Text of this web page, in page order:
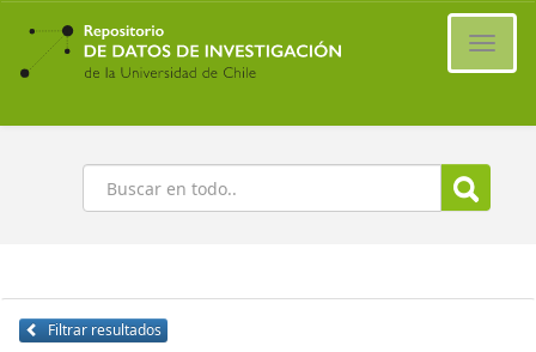
Ir
contenido
principal
Buscar
Filtrar resultados